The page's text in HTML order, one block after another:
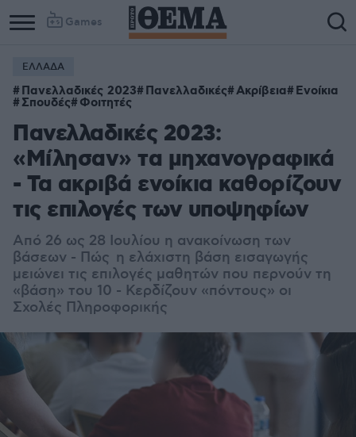
Games
ΕΛΛΑΔΑ
Πανελλαδικές 2023 Πανελλαδικές Ακρίβεια Ενοίκια
Σπουδές Φοιτητές
Πανελλαδικές 2023:
«Μίλησαν» τα μηχανογραφικά
- Τα ακριβά ενοίκια καθορίζουν
τις επιλογές των υποψηφίων
Από 26 ως 28 Ιουλίου η ανακοίνωση των
βάσεων - Πώς η ελάχιστη βάση εισαγωγής
μειώνει τις επιλογές μαθητών που περνούν τη
«βάση» του 10 - Κερδίζουν «πόντους» οι
Σχολές Πληροφορικής